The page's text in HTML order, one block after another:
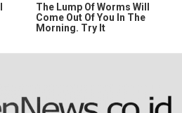
The Lump Of Worms Will
Come Out Of You In The
Morning. Try It